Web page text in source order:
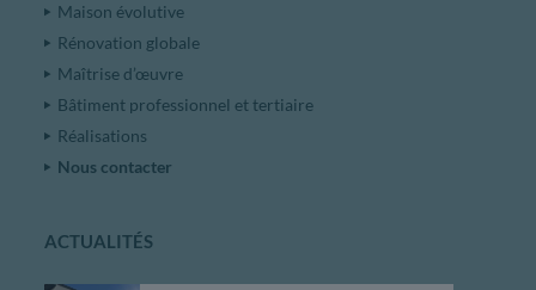
Maison évolutive
Rénovation globale
Maîtrise d’œuvre
Bâtiment professionnel et tertiaire
Réalisations
Nous contacter
ACTUALITÉS